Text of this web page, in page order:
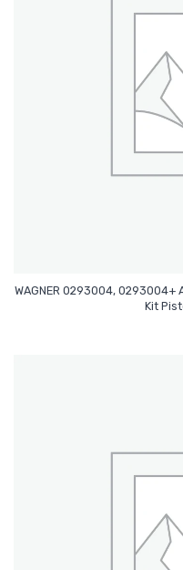
WAGNER 0293004, 0293004+
Kit